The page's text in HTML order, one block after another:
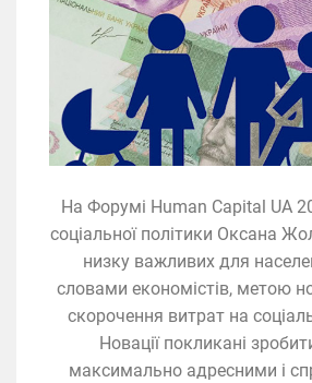
На Форумі Human Capital UA
соціальної політики Оксана
низку важливих для
словами економістів, метою
скорочення витрат на
Новації покликані
максимально адресними і